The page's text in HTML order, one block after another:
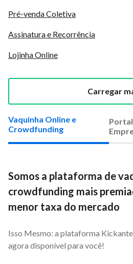
Vaquinha Online e
Crowdfunding
Somos a plataforma de
crowdfunding mais
menor taxa do mercado
Isso Mesmo: a plataforma
agora disponível para você!
Pré-venda Coletiva
Assinatura e Recorrência
Lojinha Online
Carregar